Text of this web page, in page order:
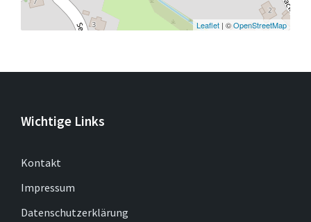
Leaflet | ©OpenStreetMap
Wichtige Links
Kontakt
Impressum
Datenschutzerklärung